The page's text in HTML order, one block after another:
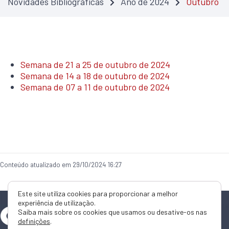
Semana de 21 a 25 de outubro de 2024
Semana de 14 a 18 de outubro de 2024
Semana de 07 a 11 de outubro de 2024
Conteúdo atualizado em 29/10/2024 16:27
Este site utiliza cookies para proporcionar a melhor
experiência de utilização.
Saiba mais sobre os cookies que usamos ou desative-os nas
definições.